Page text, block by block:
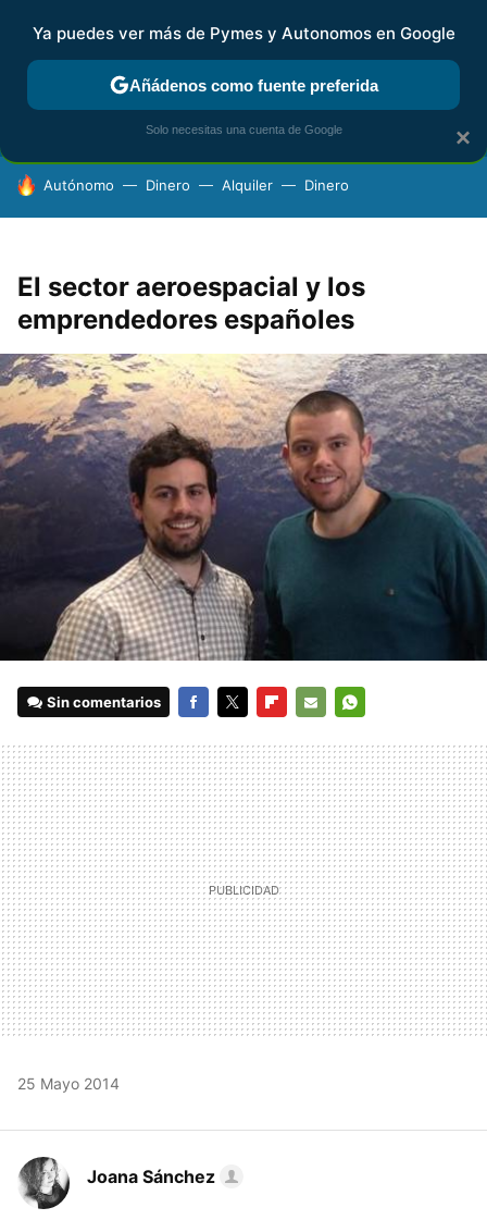
FISCALIDAD Y CONTABILIDAD KIT DIGITAL RENTA
HOY SE HABLA DE
Autónomo Dinero Alquiler Dinero
El sector aeroespacial y los
emprendedores españoles
Sin comentarios
MAIL
25 Mayo 2014
Joana Sánchez
×
Ya puedes ver más de Pymes y Autonomos en Google
Añádenos como fuente preferida
Solo necesitas una cuenta de Google